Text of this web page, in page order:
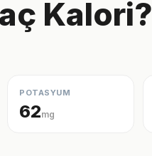
Kalori?
POTASYUM
62mg